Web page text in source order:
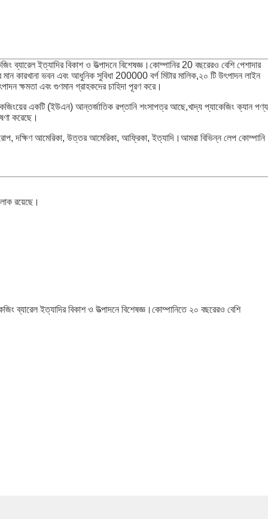
ব্যারেল ইত্যাদির বিকাশ ও উত্পাদনে বিশেষজ্ঞ।কোম্পানির 20 বছরেরও বেশি পেশাদার
কারখানা ভবন এবং আধুনিক সুবিধা 200000 বর্গ মিটার মালিক,২০ টি উৎপাদন লাইন
ক্ষমতা এবং গুণমান গ্রাহকদের চাহিদা পূরণ করে।
একটি (ইউএন) আন্তর্জাতিক রপ্তানি শংসাপত্র আছে,খাদ্য প্যাকেজিং ক্যান পণ্য
করেছে।
দক্ষিণ আমেরিকা, উত্তর আমেরিকা, আফ্রিকা, ইত্যাদি।আমরা বিভিন্ন লেপ কোম্পানি
রয়েছে।
ব্যারেল ইত্যাদির বিকাশ ও উত্পাদনে বিশেষজ্ঞ।কোম্পানিতে ২০ বছরেরও বেশি